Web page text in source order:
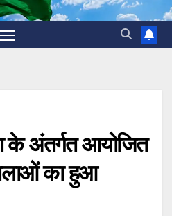
के अंतर्गत आयोजित
का हुआ